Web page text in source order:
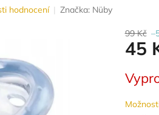
hodnocení Značka: Nüby
99 Kč
45
cena: